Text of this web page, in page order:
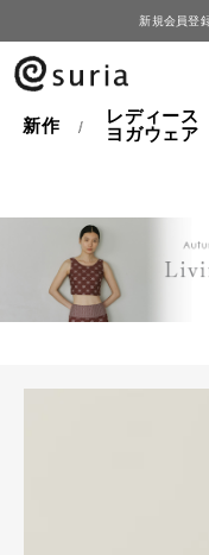
新規会員登
新作
レディース
ヨガウェア